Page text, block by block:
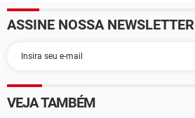
ASSINE NOSSA
VEJA TAMBÉM